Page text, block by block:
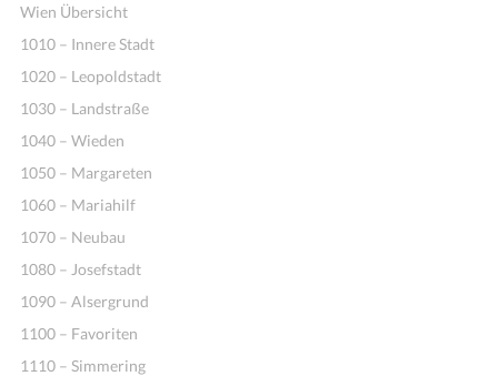
Wien Übersicht
1010 – Innere Stadt
1020 – Leopoldstadt
1030 – Landstraße
1040 – Wieden
1050 – Margareten
1060 – Mariahilf
1070 – Neubau
1080 – Josefstadt
1090 – Alsergrund
1100 – Favoriten
1110 – Simmering